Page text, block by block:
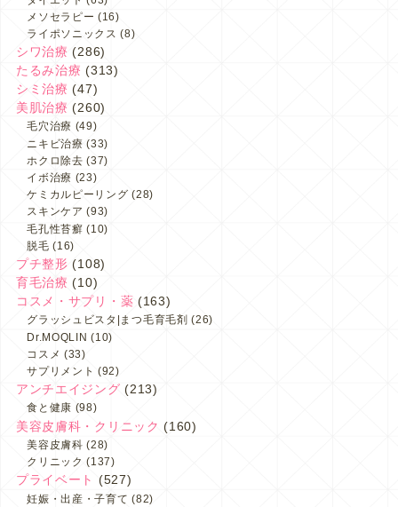
メソセラピー (16)
ライポソニックス (8)
シワ治療 (286)
たるみ治療 (313)
シミ治療 (47)
美肌治療 (260)
毛穴治療 (49)
ニキビ治療 (33)
ホクロ除去 (37)
イボ治療 (23)
ケミカルピーリング (28)
スキンケア (93)
毛孔性苔癬 (10)
脱毛 (16)
プチ整形 (108)
育毛治療 (10)
コスメ・サプリ・薬 (163)
グラッシュビスタ|まつ毛育毛剤 (26)
Dr.MOQLIN (10)
コスメ (33)
サプリメント (92)
アンチエイジング (213)
食と健康 (98)
美容皮膚科・クリニック (160)
美容皮膚科 (28)
クリニック (137)
プライベート (527)
妊娠・出産・子育て (82)